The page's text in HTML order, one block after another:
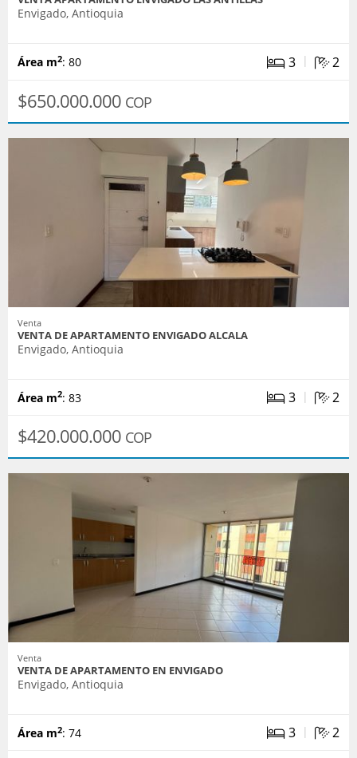
Envigado, Antioquia
Área m2: 80 3 | 2
$650.000.000 COP
Venta
VENTA DE APARTAMENTO ENVIGADO ALCALA
Envigado, Antioquia
Área m2: 83 3 | 2
$420.000.000 COP
Venta
VENTA DE APARTAMENTO EN ENVIGADO
Envigado, Antioquia
Área m2: 74 3 | 2